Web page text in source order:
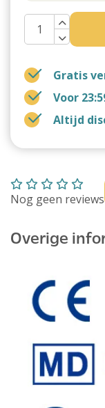
Gratis
Voor
Altijd
Nog geen reviews
Overige